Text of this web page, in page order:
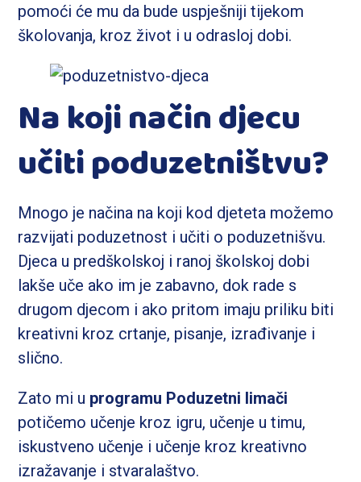
pomoći će mu da bude uspješniji tijekom
školovanja, kroz život i u odrasloj dobi.
Na koji način djecu
učiti poduzetništvu?
Mnogo je načina na koji kod djeteta možemo
razvijati poduzetnost i učiti o poduzetnišvu.
Djeca u predškolskoj i ranoj školskoj dobi
lakše uče ako im je zabavno, dok rade s
drugom djecom i ako pritom imaju priliku biti
kreativni kroz crtanje, pisanje, izrađivanje i
slično.
Zato mi u programu Poduzetni limači
potičemo učenje kroz igru, učenje u timu,
iskustveno učenje i učenje kroz kreativno
izražavanje i stvaralaštvo.